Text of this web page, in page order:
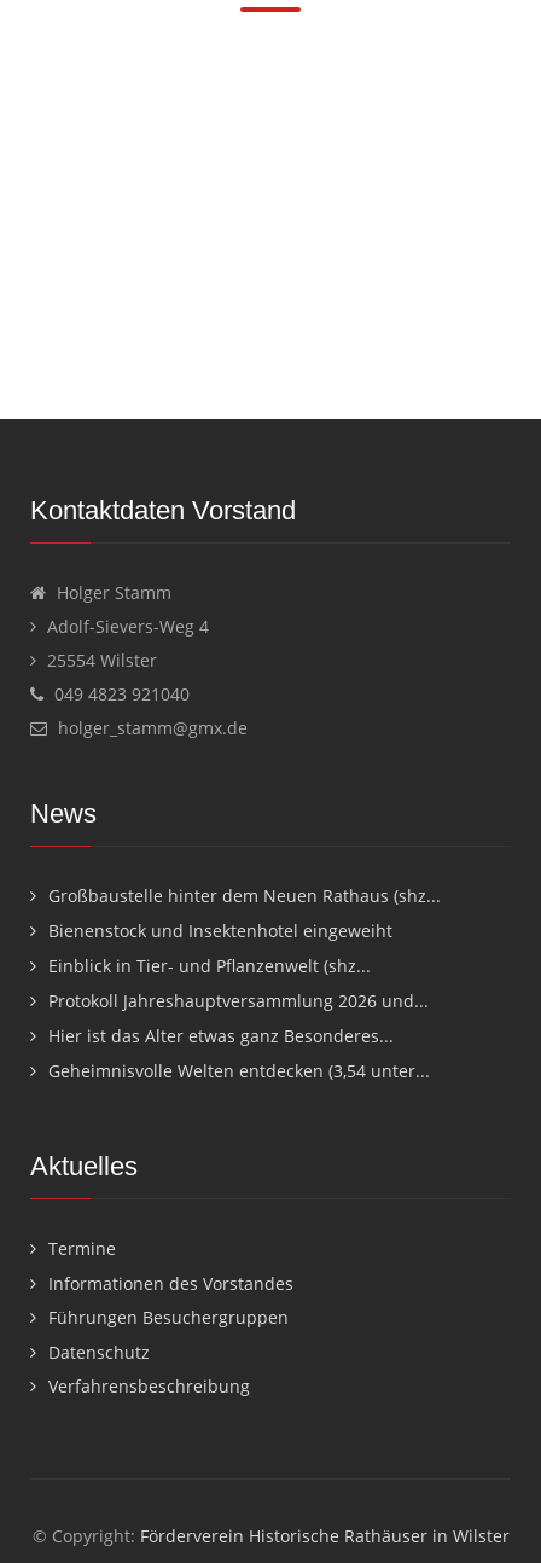
Kontaktdaten Vorstand
Holger Stamm
Adolf-Sievers-Weg 4
25554 Wilster
049 4823 921040
holger_stamm@gmx.de
News
Großbaustelle hinter dem Neuen Rathaus (shz...
Bienenstock und Insektenhotel eingeweiht
Einblick in Tier- und Pflanzenwelt (shz...
Protokoll Jahreshauptversammlung 2026 und...
Hier ist das Alter etwas ganz Besonderes...
Geheimnisvolle Welten entdecken (3,54 unter...
Aktuelles
Termine
Informationen des Vorstandes
Führungen Besuchergruppen
Datenschutz
Verfahrensbeschreibung
© Copyright: Förderverein Historische Rathäuser in Wilster